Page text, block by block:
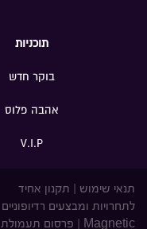
תוכניות
בוקר חדש
אהבה פלוס
V.I.P
תנאי שימוש
תקנון אחיד
לתחרויות ומבצעים רדיופוניים
Magnetic
פרסום תעמולת